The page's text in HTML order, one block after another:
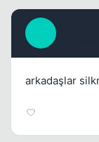
arkadaşlar